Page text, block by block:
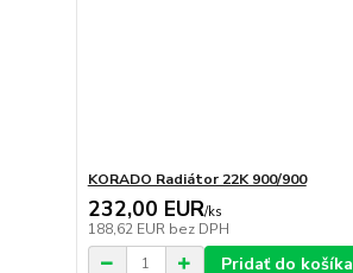
KORADO Radiátor 22K 900/900
232,00 EUR/ks
188,62 EUR bez DPH
Pridať do košíka